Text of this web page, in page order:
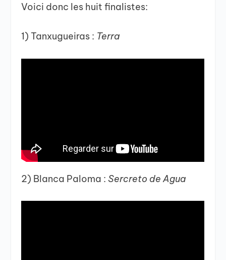
Voici donc les huit finalistes:
1) Tanxugueiras : Terra
2) Blanca Paloma :Sercreto de Agua